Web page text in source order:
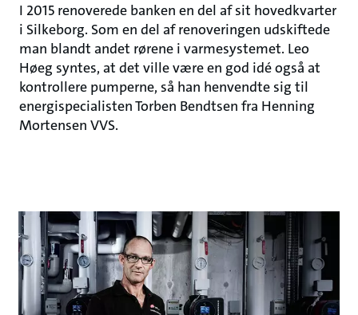
I 2015 renoverede banken en del af sit hovedkvarter
i Silkeborg. Som en del af renoveringen udskiftede
man blandt andet rørene i varmesystemet. Leo
Høeg syntes, at det ville være en god idé også at
kontrollere pumperne, så han henvendte sig til
energispecialisten Torben Bendtsen fra Henning
Mortensen VVS.